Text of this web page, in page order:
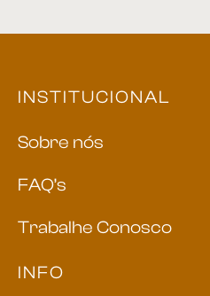
INSTITUCIONAL
Sobre nós
FAQ’s
Trabalhe Conosco
INFO